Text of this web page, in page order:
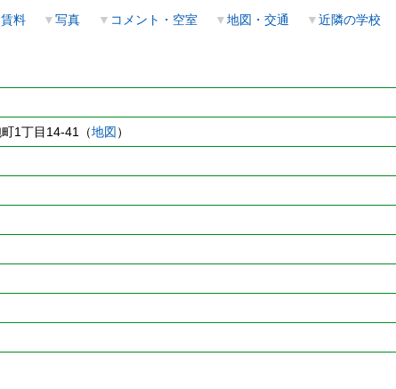
料 ▼写真 ▼ コメント・空室 ▼地図・交通 ▼近隣の学校
1丁目14-41（地図）